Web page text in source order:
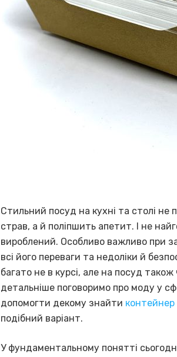
Стильний посуд на кухні та столі не
страв, а й поліпшить апетит. І не
вироблений. Особливо важливо при
всі його переваги та недоліки й
багато не в курсі, але на посуд
детальніше поговоримо про моду у
допомогти декому знайти контейнер
подібний варіант.
У фундаментальному понятті